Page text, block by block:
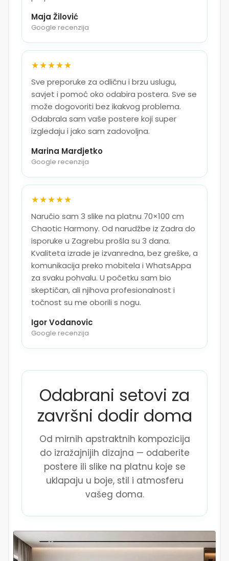
Maja Žilović
Google recenzija
★★★★★
Sve preporuke za odličnu i brzu uslugu,
savjet i pomoć oko odabira postera. Sve se
može dogovoriti bez ikakvog problema.
Odabrala sam vaše postere koji super
izgledaju i jako sam zadovoljna.
Marina Mardjetko
Google recenzija
★★★★★
Naručio sam 3 slike na platnu 70×100 cm
Chaotic Harmony. Od narudžbe iz Zadra do
isporuke u Zagrebu prošla su 3 dana.
Kvaliteta izrade je izvanredna, bez greške, a
komunikacija preko mobitela i WhatsAppa
za svaku pohvalu. U početku sam bio
skeptičan, ali njihova profesionalnost i
točnost su me oborili s nogu.
Igor Vodanovic
Google recenzija
Odabrani setovi za
završni dodir doma
Od mirnih apstraktnih kompozicija
do izražajnijih dizajna — odaberite
postere ili slike na platnu koje se
uklapaju u boje, stil i atmosferu
vašeg doma.